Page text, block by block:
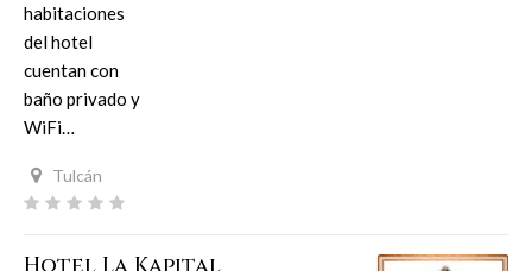
habitaciones
del hotel
cuentan con
baño privado y
WiFi…
Tulcán